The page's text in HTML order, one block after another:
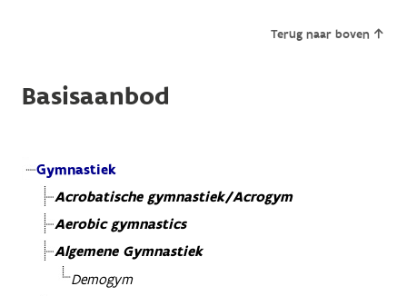
Terug naar boven
Basisaanbod
Gymnastiek
Acrobatische gymnastiek/Acrogym
Aerobic gymnastics
Algemene Gymnastiek
Demogym